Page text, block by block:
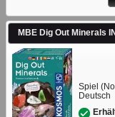
MBE Dig Out Minerals
Spiel
Deutsch